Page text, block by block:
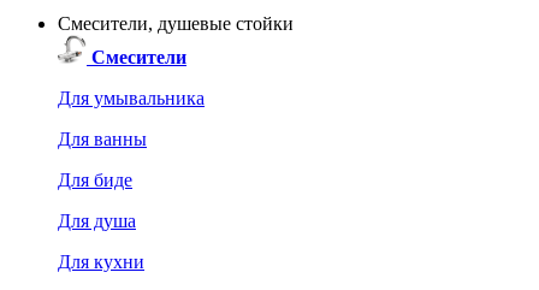
Смесители, душевые стойки
Смесители
Для умывальника
Для ванны
Для биде
Для душа
Для кухни